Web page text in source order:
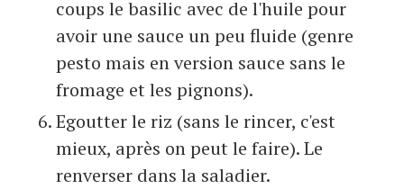
coups le basilic avec de l'huile pour
avoir une sauce un peu fluide (genre
pesto mais en version sauce sans le
fromage et les pignons).
Egoutter le riz (sans le rincer, c'est
mieux, après on peut le faire). Le
renverser dans la saladier.